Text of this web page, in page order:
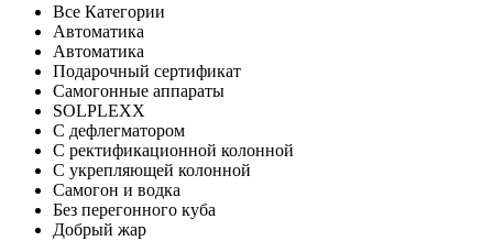
Все Категории
Автоматика
Автоматика
Подарочный сертификат
Самогонные аппараты
SOLPLEXX
С дефлегматором
С ректификационной колонной
С укрепляющей колонной
Самогон и водка
Без перегонного куба
Добрый жар